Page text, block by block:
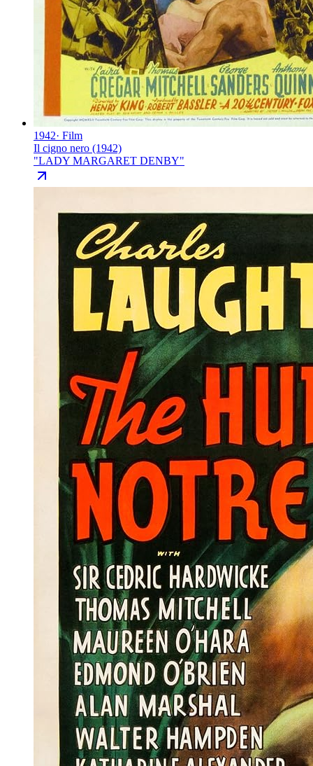
1942· Film
Il cigno nero (1942)
"LADY MARGARET DENBY"